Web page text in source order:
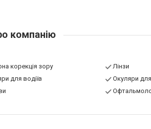
компанію
корекція зору
Лінзи
для водіїв
Окуляри